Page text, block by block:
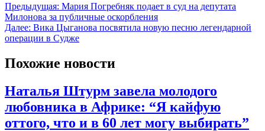
Предыдущая: Мария Погребняк подает в суд на депутата
Милонова за публичные оскорбления
Далее: Вика Цыганова посвятила новую песню легендарной
операции в Судже
Похожие новости
Наталья Штурм завела молодого
любовника в Африке: “Я кайфую
оттого, что и в 60 лет могу выбирать”